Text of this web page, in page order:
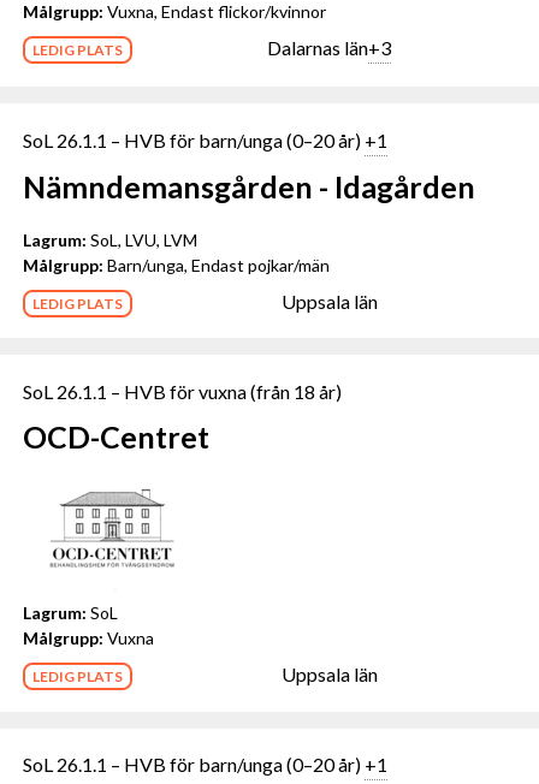
Dalarnas län+3
Målgrupp: Vuxna, Endast flickor/kvinnor
LEDIG PLATS
SoL 26.1.1 – HVB för barn/unga (0–20 år) +1
Uppsala län
Nämndemansgården - Idagården
Lagrum: SoL, LVU, LVM
Målgrupp: Barn/unga, Endast pojkar/män
LEDIG PLATS
SoL 26.1.1 – HVB för vuxna (från 18 år)
Uppsala län
OCD-Centret
Lagrum: SoL
Målgrupp: Vuxna
LEDIG PLATS
SoL 26.1.1 – HVB för barn/unga (0–20 år) +1